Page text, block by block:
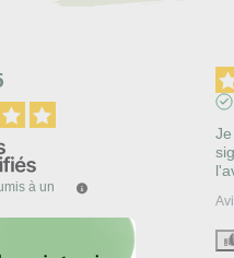
à un
ce site